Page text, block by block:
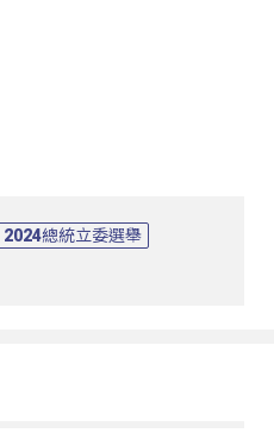
2024總統立委選舉